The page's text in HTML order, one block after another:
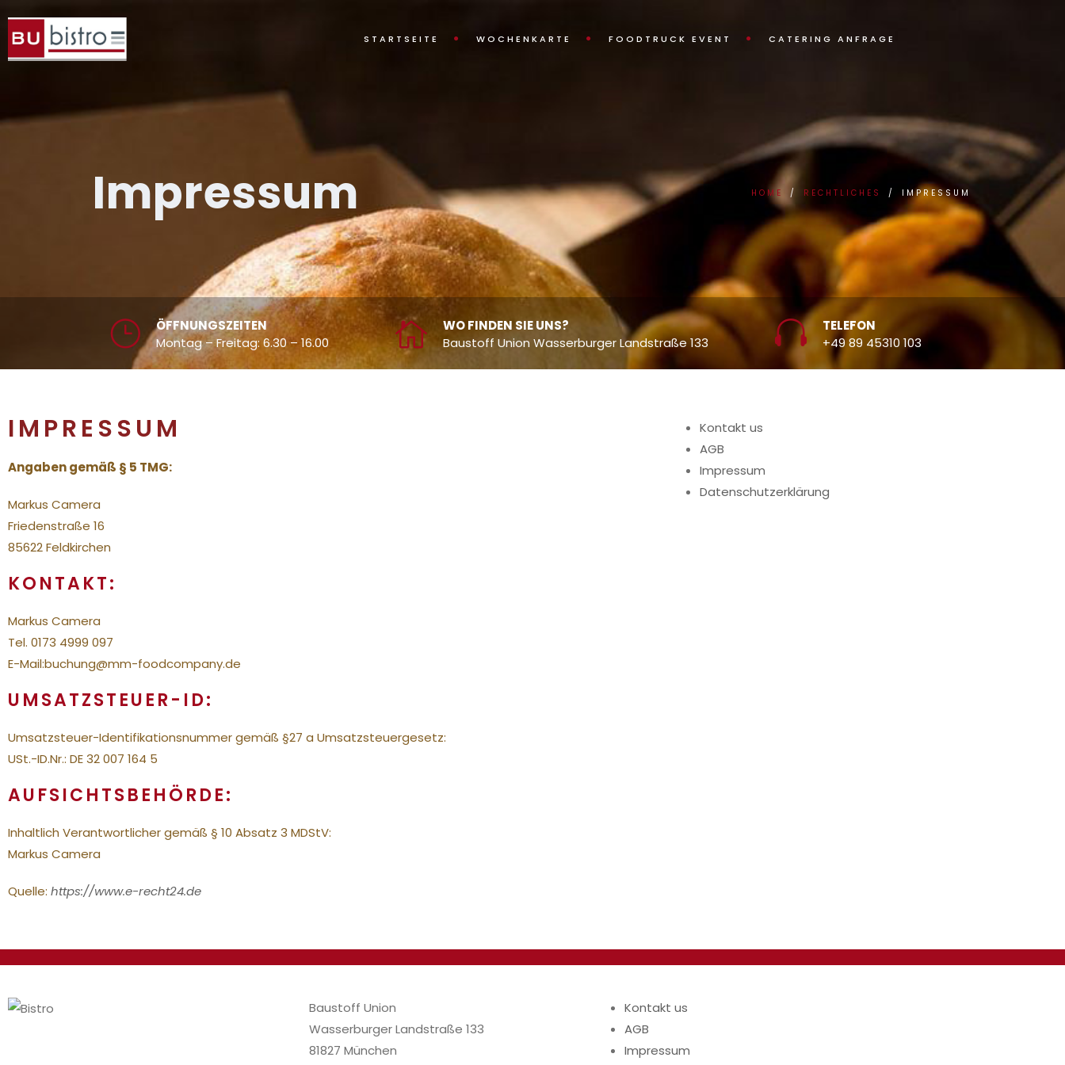
STARTSEITE WOCHENKARTE FOODTRUCK EVENT CATERING ANFRAGE
Impressum HOME RECHTLICHES IMPRESSUM
ÖFFNUNGSZEITEN
Montag – Freitag: 6.30 – 16.00
WO FINDEN SIE UNS?
Baustoff Union Wasserburger Landstraße 133
TELEFON
+49 89 45310 103
IMPRESSUM
Angaben gemäß § 5 TMG:
Markus Camera
Friedenstraße 16
85622 Feldkirchen
KONTAKT:
Markus Camera
Tel. 0173 4999 097
E-Mail:buchung@mm-foodcompany.de
UMSATZSTEUER-ID:
Umsatzsteuer-Identifikationsnummer gemäß §27 a Umsatzsteuergesetz:
USt.-ID.Nr.: DE 32 007 164 5
AUFSICHTSBEHÖRDE:
Inhaltlich Verantwortlicher gemäß § 10 Absatz 3 MDStV:
Markus Camera
Quelle: https://www.e-recht24.de
Kontakt us
AGB
Impressum
Datenschutzerklärung
Baustoff Union
Wasserburger Landstraße 133
81827 München
Kontakt us
AGB
Impressum